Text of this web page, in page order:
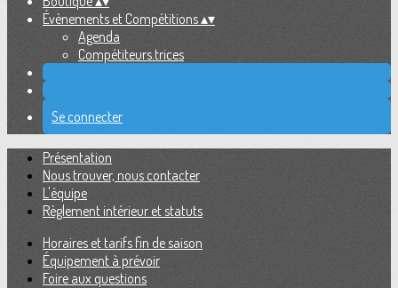
Évènements et Compétitions▴▾
Agenda
Compétiteurs.trices
Se connecter
Présentation
Nous trouver, nous contacter
L'équipe
Règlement intérieur et statuts
Horaires et tarifs fin de saison
Équipement à prévoir
Foire aux questions